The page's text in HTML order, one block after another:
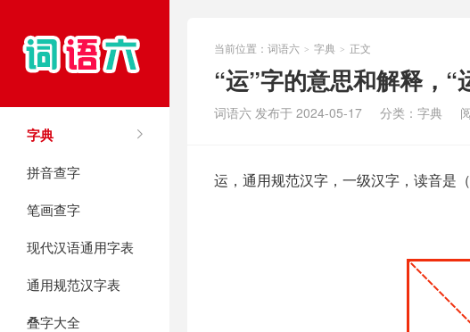
字典
拼音查字
笔画查字
现代汉语通用字表
通用规范汉字表
叠字大全
当前位置： 词语六 > 字典 > 正文
“运”字的意思和解释，“
词语六 发布于 2024-05-17 分类： 字典
运，通用规范汉字，一级汉字，读音是